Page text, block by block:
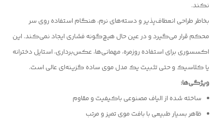
نکند.
بخاطر طراحی انعطاف‌پذیر و دسته‌های نرم، هنگام استفاده روی سر
محکم قرار می‌گیرد و در عین حال هیچ‌گونه فشاری ایجاد نمی‌کند. این
اکسسوری برای استفاده روزمره، مهمانی‌ها، عکس‌برداری، استایل دخترانه
یا کلاسیک و حتی تثبیت یک مدل موی ساده گزینه‌ای عالی است.
ویژگی‌ها:
ساخته شده از الیاف مصنوعی باکیفیت و مقاوم
ظاهر بسیار طبیعی با بافت‌ موی تمیز و مرتب